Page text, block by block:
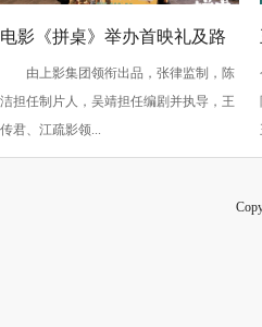
电影《拼桌》举办首映礼及路
演 白色情人节相约搭子稳稳幸
福
由上影集团领衔出品，张律监制，陈
洁担任制片人，吴靖担任编剧并执导，王
传君、江疏影领...